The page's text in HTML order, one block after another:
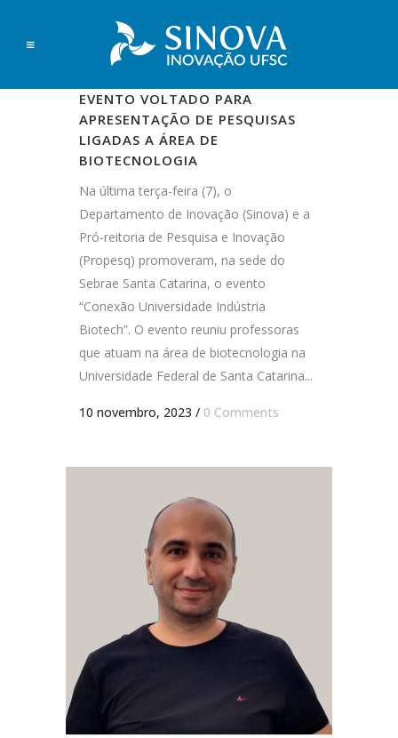
EVENTO VOLTADO PARA
APRESENTAÇÃO DE PESQUISAS
LIGADAS A ÁREA DE
BIOTECNOLOGIA
Na última terça-feira (7), o
Departamento de Inovação (Sinova) e a
Pró-reitoria de Pesquisa e Inovação
(Propesq) promoveram, na sede do
Sebrae Santa Catarina, o evento
“Conexão Universidade Indústria
Biotech”. O evento reuniu professoras
que atuam na área de biotecnologia na
Universidade Federal de Santa Catarina...
10 novembro, 2023 / 0 Comments